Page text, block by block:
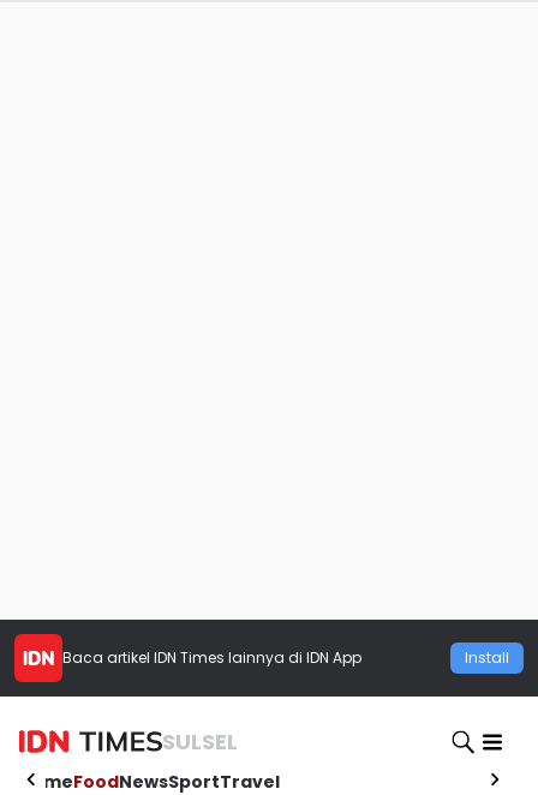
Baca artikel IDN Times lainnya di IDN App Install
SULSEL
HomeFoodNewsSportTravel